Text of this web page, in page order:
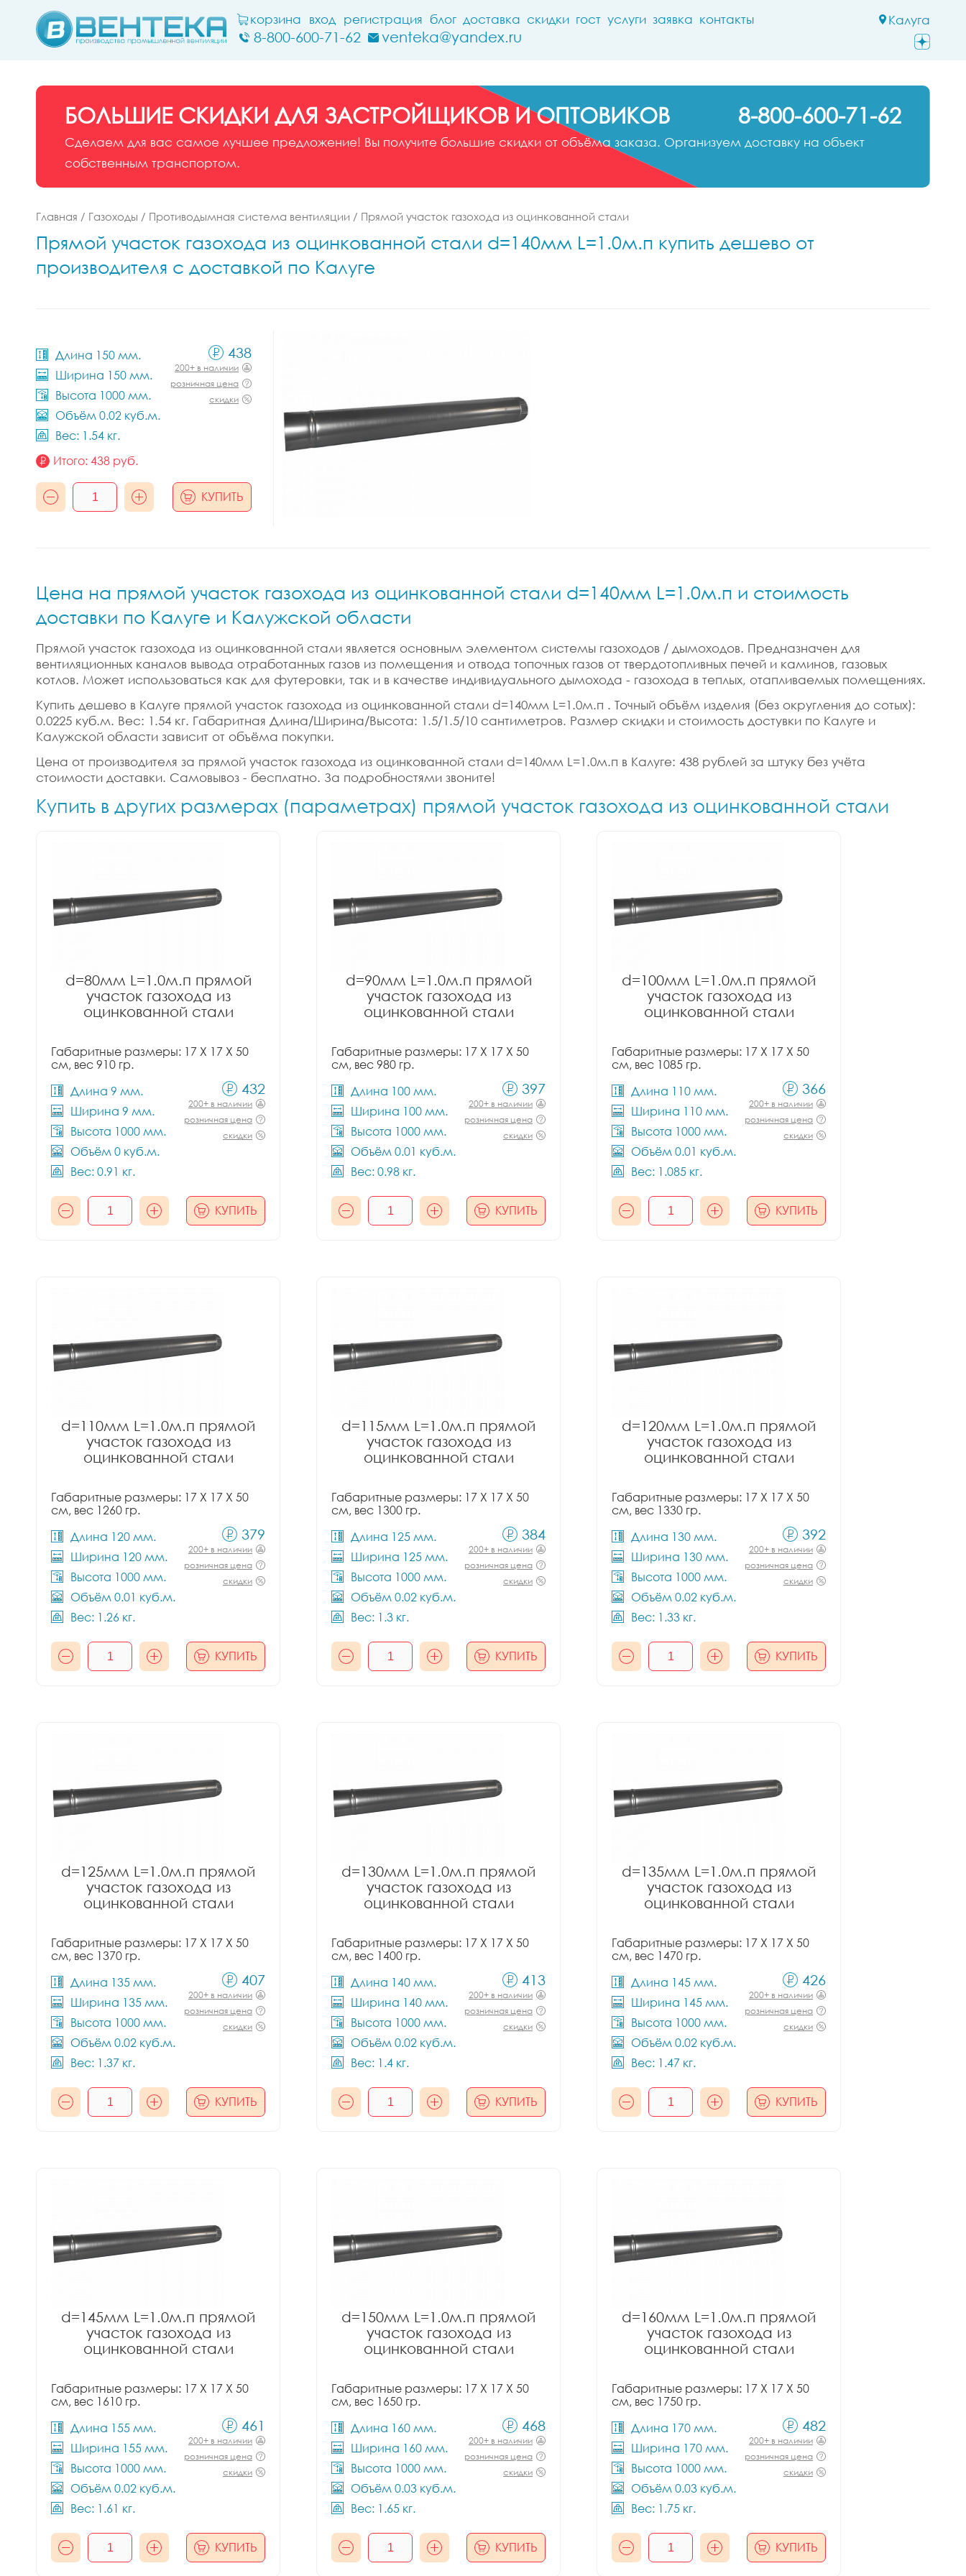
Калуга
корзина вход регистрация блог доставка скидки гост услуги заявка контакты
8-800-600-71-62 venteka@yandex.ru
БОЛЬШИЕ СКИДКИ ДЛЯ ЗАСТРОЙЩИКОВ И ОПТОВИКОВ 8-800-600-71-62
Сделаем для вас самое лучшее предложение! Вы получите большие скидки от объёма заказа. Организуем доставку на объект
собственным транспортом.
Главная / Газоходы / Противодымная система вентиляции / Прямой участок газохода из оцинкованной стали
Прямой участок газохода из оцинкованной стали d=140мм L=1.0м.п купить дешево от
производителя с доставкой по Калуге
Длина 150 мм.
Ширина 150 мм.
Высота 1000 мм.
Объём 0.02 куб.м.
Вес: 1.54 кг.
438
200+ в наличии
розничная цена
скидки
Итого: 438 руб.
КУПИТЬ
Цена на прямой участок газохода из оцинкованной стали d=140мм L=1.0м.п и стоимость
доставки по Калуге и Калужской области
Прямой участок газохода из оцинкованной стали является основным элементом системы газоходов / дымоходов. Предназначен для
вентиляционных каналов вывода отработанных газов из помещения и отвода топочных газов от твердотопливных печей и каминов, газовых
котлов. Может использоваться как для футеровки, так и в качестве индивидуального дымохода - газохода в теплых, отапливаемых помещениях.
Купить дешево в Калуге прямой участок газохода из оцинкованной стали d=140мм L=1.0м.п . Точный объём изделия (без округления до сотых):
0.0225 куб.м. Вес: 1.54 кг. Габаритная Длина/Ширина/Высота: 1.5/1.5/10 сантиметров. Размер скидки и стоимость достувки по Калуге и
Калужской области зависит от объёма покупки.
Цена от производителя за прямой участок газохода из оцинкованной стали d=140мм L=1.0м.п в Калуге: 438 рублей за штуку без учёта
стоимости доставки. Самовывоз - бесплатно. За подробностями звоните!
Купить в других размерах (параметрах) прямой участок газохода из оцинкованной стали
d=80мм L=1.0м.п прямой
участок газохода из
оцинкованной стали
Габаритные размеры: 17 X 17 X 50
см, вес 910 гр.
Длина 9 мм.
Ширина 9 мм.
Высота 1000 мм.
Объём 0 куб.м.
Вес: 0.91 кг.
432
200+ в наличии
розничная цена
скидки
КУПИТЬ
d=90мм L=1.0м.п прямой
участок газохода из
оцинкованной стали
Габаритные размеры: 17 X 17 X 50
см, вес 980 гр.
Длина 100 мм.
Ширина 100 мм.
Высота 1000 мм.
Объём 0.01 куб.м.
Вес: 0.98 кг.
397
200+ в наличии
розничная цена
скидки
КУПИТЬ
d=100мм L=1.0м.п прямой
участок газохода из
оцинкованной стали
Габаритные размеры: 17 X 17 X 50
см, вес 1085 гр.
Длина 110 мм.
Ширина 110 мм.
Высота 1000 мм.
Объём 0.01 куб.м.
Вес: 1.085 кг.
366
200+ в наличии
розничная цена
скидки
КУПИТЬ
d=110мм L=1.0м.п прямой
участок газохода из
оцинкованной стали
Габаритные размеры: 17 X 17 X 50
см, вес 1260 гр.
Длина 120 мм.
Ширина 120 мм.
Высота 1000 мм.
Объём 0.01 куб.м.
Вес: 1.26 кг.
379
200+ в наличии
розничная цена
скидки
КУПИТЬ
d=115мм L=1.0м.п прямой
участок газохода из
оцинкованной стали
Габаритные размеры: 17 X 17 X 50
см, вес 1300 гр.
Длина 125 мм.
Ширина 125 мм.
Высота 1000 мм.
Объём 0.02 куб.м.
Вес: 1.3 кг.
384
200+ в наличии
розничная цена
скидки
КУПИТЬ
d=120мм L=1.0м.п прямой
участок газохода из
оцинкованной стали
Габаритные размеры: 17 X 17 X 50
см, вес 1330 гр.
Длина 130 мм.
Ширина 130 мм.
Высота 1000 мм.
Объём 0.02 куб.м.
Вес: 1.33 кг.
392
200+ в наличии
розничная цена
скидки
КУПИТЬ
d=125мм L=1.0м.п прямой
участок газохода из
оцинкованной стали
Габаритные размеры: 17 X 17 X 50
см, вес 1370 гр.
Длина 135 мм.
Ширина 135 мм.
Высота 1000 мм.
Объём 0.02 куб.м.
Вес: 1.37 кг.
407
200+ в наличии
розничная цена
скидки
КУПИТЬ
d=130мм L=1.0м.п прямой
участок газохода из
оцинкованной стали
Габаритные размеры: 17 X 17 X 50
см, вес 1400 гр.
Длина 140 мм.
Ширина 140 мм.
Высота 1000 мм.
Объём 0.02 куб.м.
Вес: 1.4 кг.
413
200+ в наличии
розничная цена
скидки
КУПИТЬ
d=135мм L=1.0м.п прямой
участок газохода из
оцинкованной стали
Габаритные размеры: 17 X 17 X 50
см, вес 1470 гр.
Длина 145 мм.
Ширина 145 мм.
Высота 1000 мм.
Объём 0.02 куб.м.
Вес: 1.47 кг.
426
200+ в наличии
розничная цена
скидки
КУПИТЬ
d=145мм L=1.0м.п прямой
участок газохода из
оцинкованной стали
Габаритные размеры: 17 X 17 X 50
см, вес 1610 гр.
Длина 155 мм.
Ширина 155 мм.
Высота 1000 мм.
Объём 0.02 куб.м.
Вес: 1.61 кг.
461
200+ в наличии
розничная цена
скидки
КУПИТЬ
d=150мм L=1.0м.п прямой
участок газохода из
оцинкованной стали
Габаритные размеры: 17 X 17 X 50
см, вес 1650 гр.
Длина 160 мм.
Ширина 160 мм.
Высота 1000 мм.
Объём 0.03 куб.м.
Вес: 1.65 кг.
468
200+ в наличии
розничная цена
скидки
КУПИТЬ
d=160мм L=1.0м.п прямой
участок газохода из
оцинкованной стали
Габаритные размеры: 17 X 17 X 50
см, вес 1750 гр.
Длина 170 мм.
Ширина 170 мм.
Высота 1000 мм.
Объём 0.03 куб.м.
Вес: 1.75 кг.
482
200+ в наличии
розничная цена
скидки
КУПИТЬ